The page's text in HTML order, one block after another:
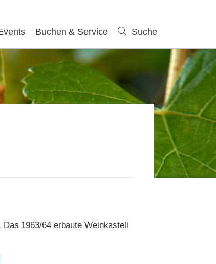
Buchen & Service Suche
1963/64 erbaute Weinkastell